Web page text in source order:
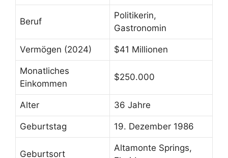
Beruf
Politikerin,
Gastronomin
Vermögen (2024) $41 Millionen
Monatliches
Einkommen
$250.000
Alter 36 Jahre
Geburtstag 19. Dezember 1986
Geburtsort
Altamonte Springs,